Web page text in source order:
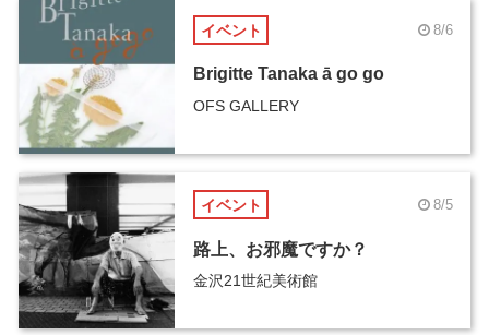
イベント 8/6
Brigitte Tanaka ā go go
OFS GALLERY
イベント 8/5
路上、お邪魔ですか？
金沢21世紀美術館